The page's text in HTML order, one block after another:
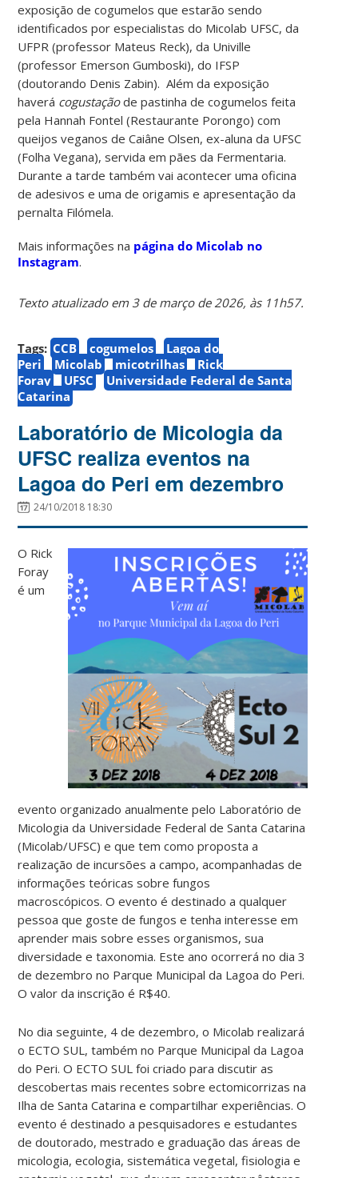
exposição de cogumelos que estarão sendo
identificados por especialistas do Micolab UFSC, da
UFPR (professor Mateus Reck), da Univille
(professor Emerson Gumboski), do IFSP
(doutorando Denis Zabin). Além da exposição
haverá cogustaçãode pastinha de cogumelos feita
pela Hannah Fontel (Restaurante Porongo) com
queijos veganos de Caiâne Olsen, ex-aluna da UFSC
(Folha Vegana), servida em pães da Fermentaria.
Durante a tarde também vai acontecer uma oficina
de adesivos e uma de origamis e apresentação da
pernalta Filómela.
Mais informações na página do Micolab no
Instagram.
Texto atualizado em 3 de março de 2026, às 11h57.
Tags: CCB cogumelos
Lagoa do
Peri
Micolab micotrilhas
Rick
Foray
UFSC
Universidade Federal de Santa
Catarina
Laboratório de Micologia da
UFSC realiza eventos na
Lagoa do Peri em dezembro
24/10/2018 18:30
O Rick
Foray
é um
evento organizado anualmente pelo Laboratório de
Micologia da Universidade Federal de Santa Catarina
(Micolab/UFSC) e que tem como proposta a
realização de incursões a campo, acompanhadas de
informações teóricas sobre fungos
macroscópicos. O evento é destinado a qualquer
pessoa que goste de fungos e tenha interesse em
aprender mais sobre esses organismos, sua
diversidade e taxonomia. Este ano ocorrerá no dia 3
de dezembro no Parque Municipal da Lagoa do Peri.
O valor da inscrição é R$40.
No dia seguinte, 4 de dezembro, o Micolab realizará
o ECTO SUL, também no Parque Municipal da Lagoa
do Peri. O ECTO SUL foi criado para discutir as
descobertas mais recentes sobre ectomicorrizas na
Ilha de Santa Catarina e compartilhar experiências. O
evento é destinado a pesquisadores e estudantes
de doutorado, mestrado e graduação das áreas de
micologia, ecologia, sistemática vegetal, fisiologia e